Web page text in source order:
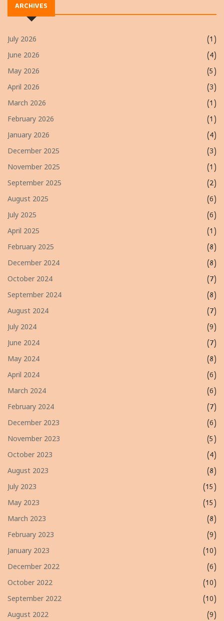
ARCHIVES
July 2026
(1)
June 2026
(4)
May 2026
(5)
April 2026
(3)
March 2026
(1)
February 2026
(1)
January 2026
(4)
December 2025
(3)
November 2025
(1)
September 2025
(2)
August 2025
(6)
July 2025
(6)
April 2025
(1)
February 2025
(8)
December 2024
(8)
October 2024
(7)
September 2024
(8)
August 2024
(7)
July 2024
(9)
June 2024
(7)
May 2024
(8)
April 2024
(6)
March 2024
(6)
February 2024
(7)
December 2023
(6)
November 2023
(5)
October 2023
(4)
August 2023
(8)
July 2023
(15)
May 2023
(15)
March 2023
(8)
February 2023
(9)
January 2023
(10)
December 2022
(6)
October 2022
(10)
September 2022
(10)
August 2022
(9)